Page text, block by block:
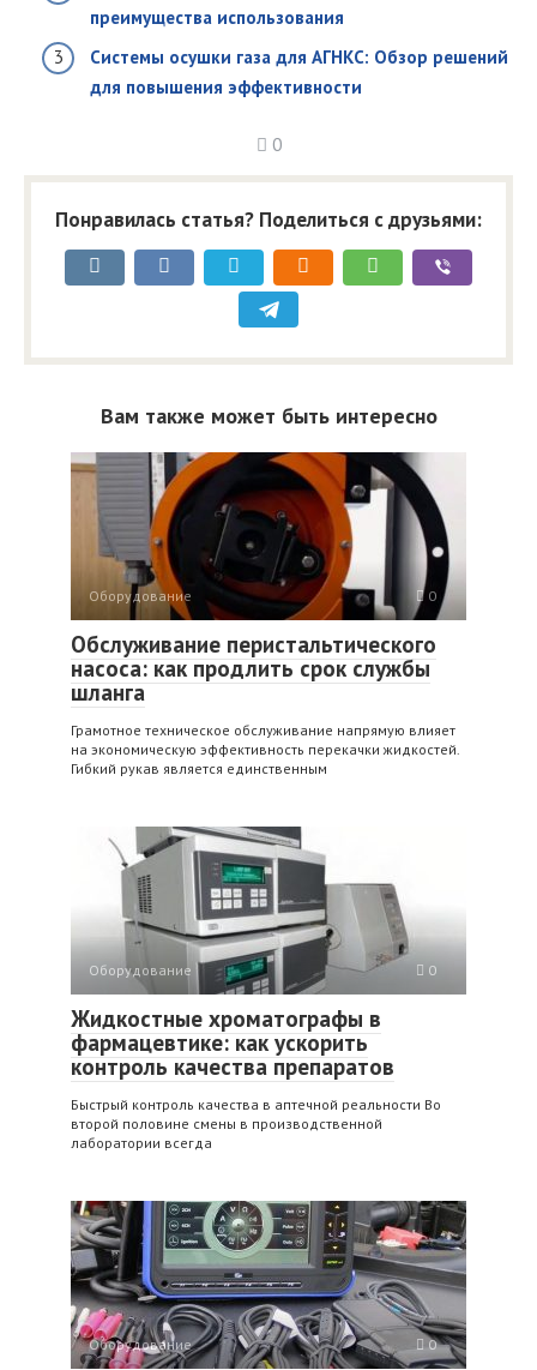
преимущества использования
Системы осушки газа для АГНКС: Обзор решений
для повышения эффективности
0
Понравилась статья? Поделиться с друзьями:
Вам также может быть интересно
Оборудование 0
Обслуживание перистальтического
насоса: как продлить срок службы
шланга
Грамотное техническое обслуживание напрямую влияет
на экономическую эффективность перекачки жидкостей.
Гибкий рукав является единственным
Оборудование 0
Жидкостные хроматографы в
фармацевтике: как ускорить
контроль качества препаратов
Быстрый контроль качества в аптечной реальности Во
второй половине смены в производственной
лаборатории всегда
Оборудование 0